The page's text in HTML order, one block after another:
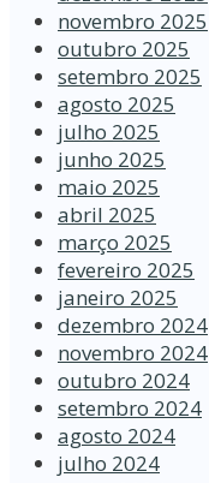
novembro 2025
outubro 2025
setembro 2025
agosto 2025
julho 2025
junho 2025
maio 2025
abril 2025
março 2025
fevereiro 2025
janeiro 2025
dezembro 2024
novembro 2024
outubro 2024
setembro 2024
agosto 2024
julho 2024